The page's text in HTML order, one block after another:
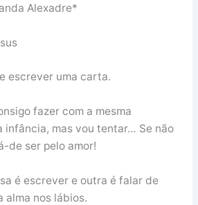
Alexadre*
escrever uma carta.
fazer com a mesma
infância, mas vou tentar… Se não
de ser pelo amor!
é escrever e outra é falar de
alma nos lábios.